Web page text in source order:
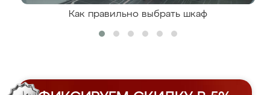
Как правильно выбрать шкаф